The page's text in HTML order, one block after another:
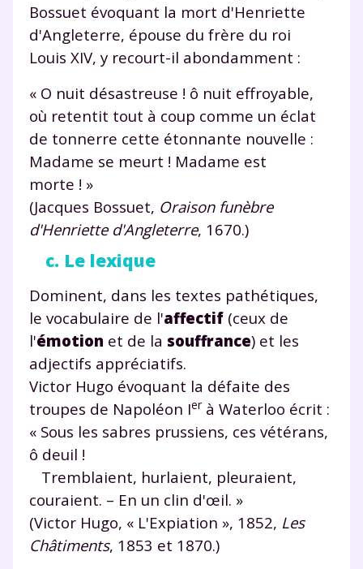
Bossuet évoquant la mort d'Henriette
d'Angleterre, épouse du frère du roi
Louis XIV, y recourt-il abondamment :
« O nuit désastreuse ! ô nuit effroyable,
où retentit tout à coup comme un éclat
de tonnerre cette étonnante nouvelle :
Madame se meurt ! Madame est
morte ! »
(Jacques Bossuet, Oraison funèbre
d'Henriette d'Angleterre, 1670.)
c. Le lexique
Dominent, dans les textes pathétiques,
le vocabulaire de l'affectif (ceux de
l'émotion et de la souffrance) et les
adjectifs appréciatifs.
Victor Hugo évoquant la défaite des
troupes de Napoléon Ierà Waterloo écrit :
« Sous les sabres prussiens, ces vétérans,
ô deuil !
Tremblaient, hurlaient, pleuraient,
couraient. – En un clin d'œil. »
(Victor Hugo, « L'Expiation », 1852, Les
Châtiments, 1853 et 1870.)
Fermer
Envie de progresser
et de réussir votre